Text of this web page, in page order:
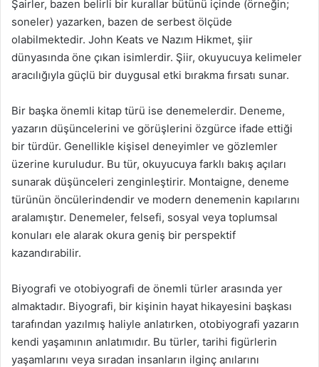
Şairler, bazen belirli bir kurallar bütünü içinde (örneğin;
soneler) yazarken, bazen de serbest ölçüde
olabilmektedir. John Keats ve Nazım Hikmet, şiir
dünyasında öne çıkan isimlerdir. Şiir, okuyucuya kelimeler
aracılığıyla güçlü bir duygusal etki bırakma fırsatı sunar.
Bir başka önemli kitap türü ise denemelerdir. Deneme,
yazarın düşüncelerini ve görüşlerini özgürce ifade ettiği
bir türdür. Genellikle kişisel deneyimler ve gözlemler
üzerine kuruludur. Bu tür, okuyucuya farklı bakış açıları
sunarak düşünceleri zenginleştirir. Montaigne, deneme
türünün öncülerindendir ve modern denemenin kapılarını
aralamıştır. Denemeler, felsefi, sosyal veya toplumsal
konuları ele alarak okura geniş bir perspektif
kazandırabilir.
Biyografi ve otobiyografi de önemli türler arasında yer
almaktadır. Biyografi, bir kişinin hayat hikayesini başkası
tarafından yazılmış haliyle anlatırken, otobiyografi yazarın
kendi yaşamının anlatımıdır. Bu türler, tarihi figürlerin
yaşamlarını veya sıradan insanların ilginç anılarını